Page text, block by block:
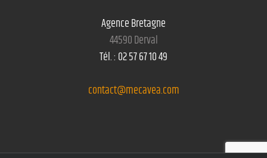
Agence Bretagne
44590 Derval
Tél. : 02 57 67 10 49
contact@mecavea.com